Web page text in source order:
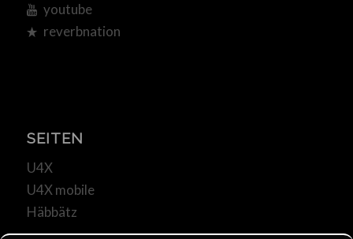
youtube
reverbnation
SEITEN
U4X
U4X mobile
Häbbätz